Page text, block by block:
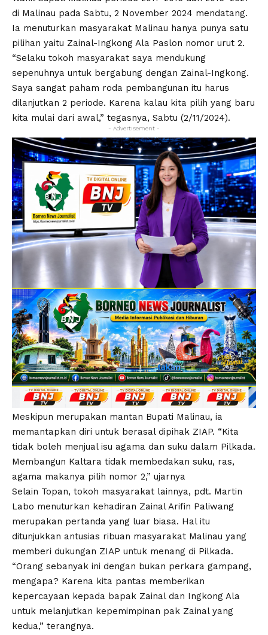
di Malinau pada Sabtu, 2 November 2024 mendatang.
Ia menuturkan masyarakat Malinau hanya punya satu
pilihan yaitu Zainal-Ingkong Ala Paslon nomor urut 2.
“Selaku tokoh masyarakat saya mendukung
sepenuhnya untuk bergabung dengan Zainal-Ingkong.
Saya sangat paham roda pembangunan itu harus
dilanjutkan 2 periode. Karena kalau kita pilih yang baru
kita mulai dari awal,” tegasnya, Sabtu (2/11/2024).
- Advertisement -
Meskipun merupakan mantan Bupati Malinau, ia
memantapkan diri untuk berasal dipihak ZIAP. “Kita
tidak boleh menjual isu agama dan suku dalam Pilkada.
Membangun Kaltara tidak membedakan suku, ras,
agama makanya pilih nomor 2,” ujarnya
Selain Topan, tokoh masyarakat lainnya, pdt. Martin
Labo menuturkan kehadiran Zainal Arifin Paliwang
merupakan pertanda yang luar biasa. Hal itu
ditunjukkan antusias ribuan masyarakat Malinau yang
memberi dukungan ZIAP untuk menang di Pilkada.
“Orang sebanyak ini dengan bukan perkara gampang,
mengapa? Karena kita pantas memberikan
kepercayaan kepada bapak Zainal dan Ingkong Ala
untuk melanjutkan kepemimpinan pak Zainal yang
kedua,” terangnya.